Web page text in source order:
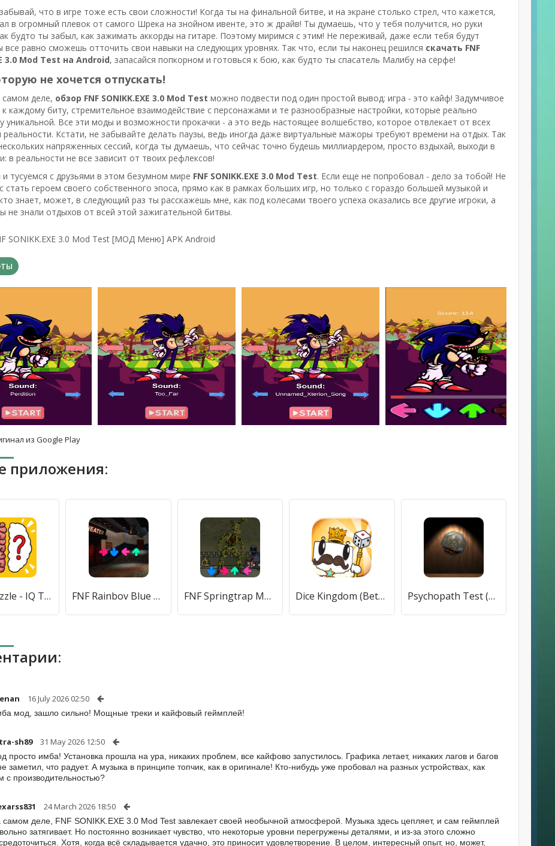
что в игре тоже есть свои сложности! Когда ты на финальной битве, и на экране столько стрел, что кажется,
в огромный плевок от самого Шрека на знойном ивенте, это ж драйв! Ты думаешь, что у тебя получится, но руки
будто ты забыл, как зажимать аккорды на гитаре. Поэтому миримся с этим! Не переживай, даже если тебя будут
все равно сможешь отточить свои навыки на следующих уровнях. Так что, если ты наконец решился скачать FNF
3.0 Mod Test на Android, запасайся попкорном и готовься к бою, как будто ты спасатель Малибу на сёрфе!
не хочется отпускать!
самом деле, обзор FNF SONIKK.EXE 3.0 Mod Test можно подвести под один простой вывод: игра - это кайф! Задумчивое
каждому биту, стремительное взаимодействие с персонажами и те разнообразные настройки, которые реально
уникальной. Все эти моды и возможности прокачки - а это ведь настоящее волшебство, которое отвлекает от всех
реальности. Кстати, не забывайте делать паузы, ведь иногда даже виртуальные мажоры требуют времени на отдых. Так
напряженных сессий, когда ты думаешь, что сейчас точно будешь миллиардером, просто вздыхай, выходи в
в реальности не все зависит от твоих рефлексов!
тусуемся с друзьями в этом безумном мире FNF SONIKK.EXE 3.0 Mod Test. Если еще не попробовал - дело за тобой! Не
стать героем своего собственного эпоса, прямо как в рамках больших игр, но только с гораздо большей музыкой и
знает, может, в следующий раз ты расскажешь мне, как под колесами твоего успеха оказались все другие игроки, а
не знали отдыхов от всей этой зажигательной битвы.
SONIKK.EXE 3.0 Mod Test [МОД Меню] APK Android
из Google Play
приложения:
Brain Puzzle - IQ Test Games (Брейн Пазл) [МОД Unlocked] APK Android FNF Rainbov Blue Mod Test (ФНФ Радуга Синий Мод Тест) [МОД Меню] APK Android FNF Springtrap Mod Test (Мод Тест) [МОД Меню] APK Android Dice Kingdom (Beta Test) [МОД Все открыто] APK Android Psychopath Test (Психопатический тест) [МОД Меню] APK Android
16 July 2026 02:50
мод, зашло сильно! Мощные треки и кайфовый геймплей!
sh89 31 May 2026 12:50
просто имба! Установка прошла на ура, никаких проблем, все кайфово запустилось. Графика летает, никаких лагов и багов
заметил, что радует. А музыка в принципе топчик, как в оригинале! Кто-нибудь уже пробовал на разных устройствах, как
с производительностью?
24 March 2026 18:50
самом деле, FNF SONIKK.EXE 3.0 Mod Test завлекает своей необычной атмосферой. Музыка здесь цепляет, и сам геймплей
затягивает. Но постоянно возникает чувство, что некоторые уровни перегружены деталями, и из-за этого сложно
Хотя, когда всё складывается удачно, это приносит удовлетворение. В целом, интересный опыт, но, может,